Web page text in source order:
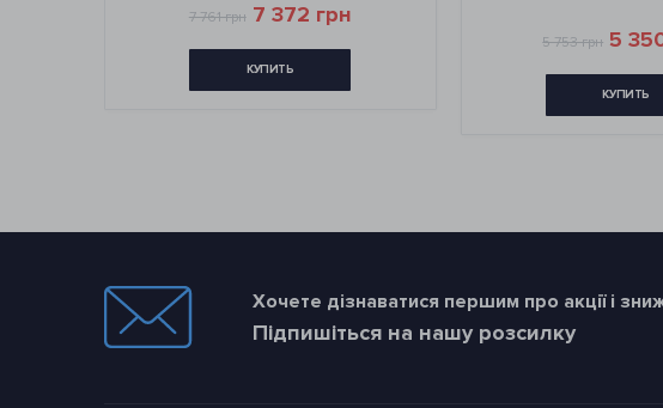
7 372 грн
5 350 грн
Хочете дізнаватися першим про акції і
Підпишіться на нашу розсилку